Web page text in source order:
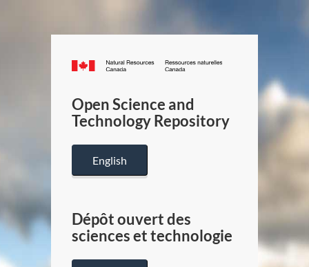
Canada.ca
/
Canada
Open Science and
Technology Repository
English
Dépôt ouvert des
sciences et technologie